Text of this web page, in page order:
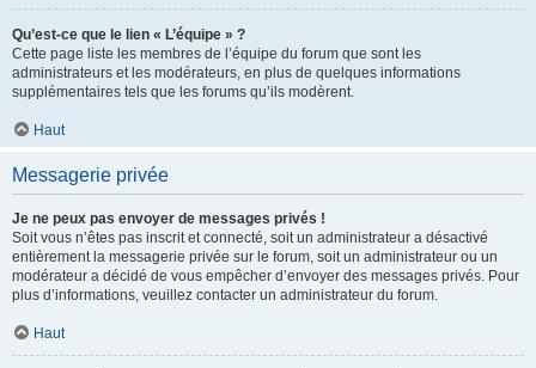
Qu’est-ce que le lien « L’équipe » ?
Cette page liste les membres de l’équipe du forum que sont les
administrateurs et les modérateurs, en plus de quelques informations
supplémentaires tels que les forums qu’ils modèrent.
Haut
Messagerie privée
Je ne peux pas envoyer de messages privés !
Soit vous n’êtes pas inscrit et connecté, soit un administrateur a désactivé
entièrement la messagerie privée sur le forum, soit un administrateur ou un
modérateur a décidé de vous empêcher d’envoyer des messages privés. Pour
plus d’informations, veuillez contacter un administrateur du forum.
Haut